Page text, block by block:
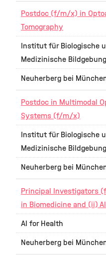
Postdoc (f/m/x) in
Tomography
Institut für Biologische
Medizinische Bildgebung
Neuherberg bei
Postdoc in Multimodal
Systems (f/m/x)
Institut für Biologische
Medizinische Bildgebung
Neuherberg bei
Principal Investigators
in Biomedicine and (ii)
AI for Health
Neuherberg bei